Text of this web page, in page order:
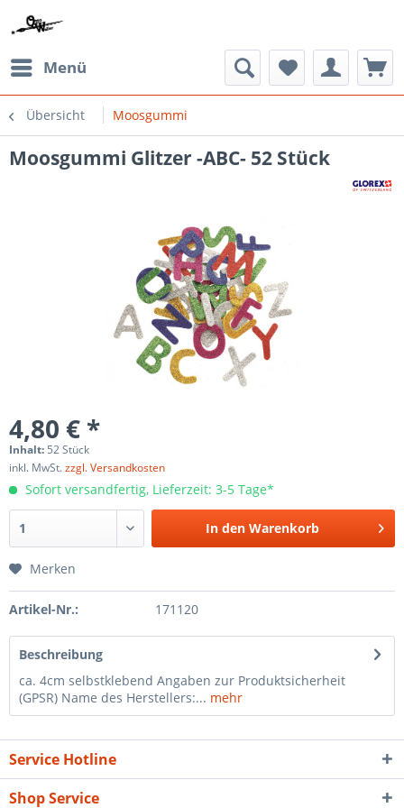
Menü
Übersicht Moosgummi
Moosgummi Glitzer -ABC- 52 Stück
4,80 € *
Inhalt: 52 Stück
inkl. MwSt.zzgl. Versandkosten
Sofort versandfertig, Lieferzeit: 3-5 Tage*
In den Warenkorb
Merken
Artikel-Nr.: 171120
Beschreibung
ca. 4cm selbstklebend Angaben zur Produktsicherheit
(GPSR) Name des Herstellers:... mehr
Service Hotline
Shop Service